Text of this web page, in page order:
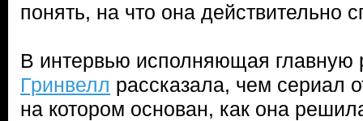
понять, на что она действительно
В интервью исполняющая главную
Гринвелл рассказала, чем сериал
на котором основан, как она